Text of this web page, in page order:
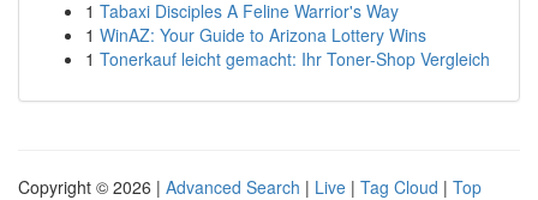
1 Tabaxi Disciples A Feline Warrior's Way
1 WinAZ: Your Guide to Arizona Lottery Wins
1 Tonerkauf leicht gemacht: Ihr Toner-Shop Vergleich
Copyright © 2026 | Advanced Search | Live | Tag Cloud | Top